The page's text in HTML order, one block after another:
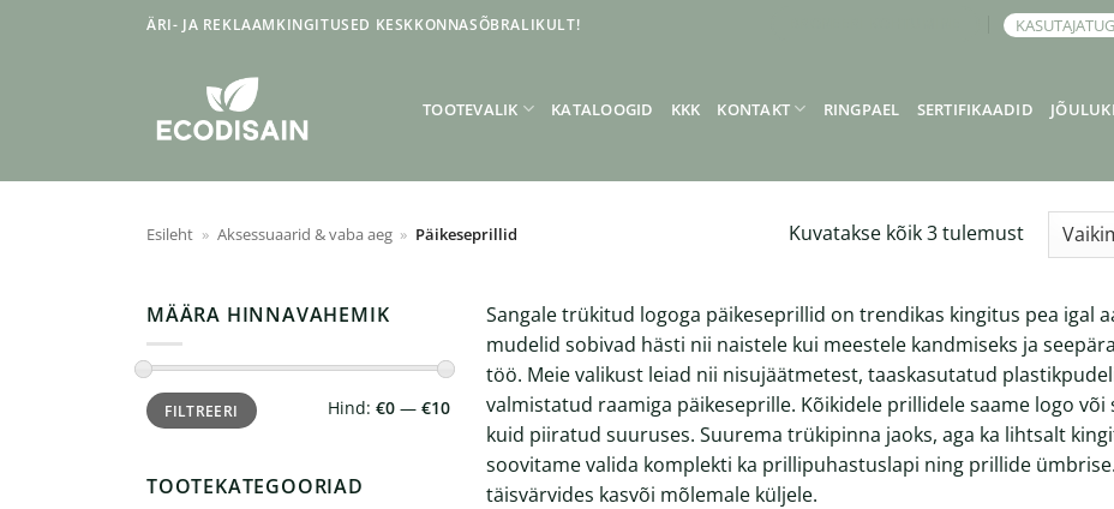
ÄRI- JA REKLAAMKINGITUSED KESKKONNASÕBRALIKULT!
TOOTEVALIK KATALOOGID KKK KONTAKT RINGPAEL SERTIFIKAADID
Esileht » Aksessuaarid & vaba aeg » Päikeseprillid Kuvatakse kõik 3 tulemust
MÄÄRA HINNAVAHEMIK
Minimaalne
hind
Maksimaalne
hindFILTREERI Hind: €0— €10
TOOTEKATEGOORIAD
Sangale trükitud logoga päikeseprillid on trendikas kingitus pea igal
mudelid sobivad hästi nii naistele kui meestele kandmiseks ja
töö. Meie valikust leiad nii nisujäätmetest, taaskasutatud
valmistatud raamiga päikeseprille. Kõikidele prillidele saame logo
kuid piiratud suuruses. Suurema trükipinna jaoks, aga ka lihtsalt
soovitame valida komplekti ka prillipuhastuslapi ning prillide ümbrise
täisvärvides kasvõi mõlemale küljele.